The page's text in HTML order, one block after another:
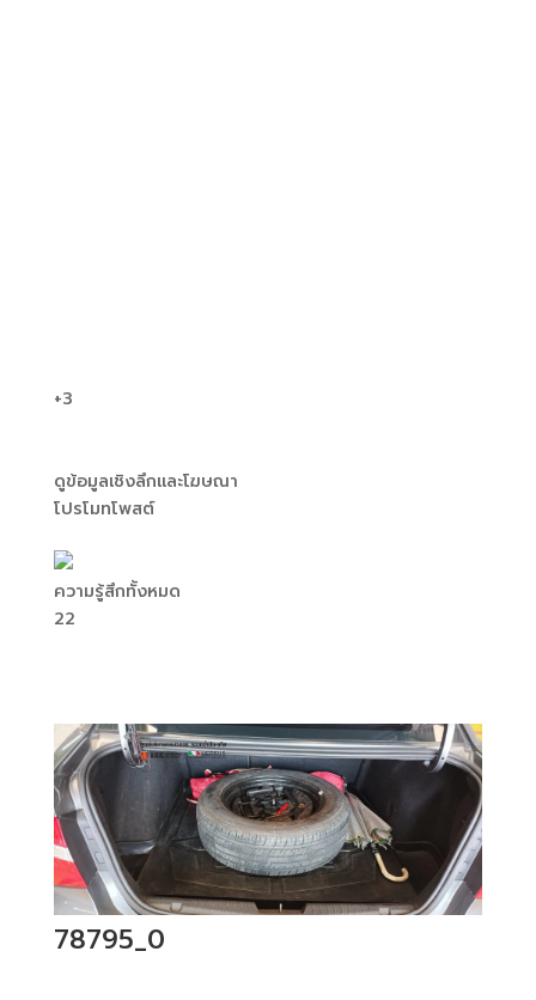
+3
ดูข้อมูลเชิงลึกและโฆษณา
โปรโมทโพสต์
ความรู้สึกทั้งหมด
22
78795_0